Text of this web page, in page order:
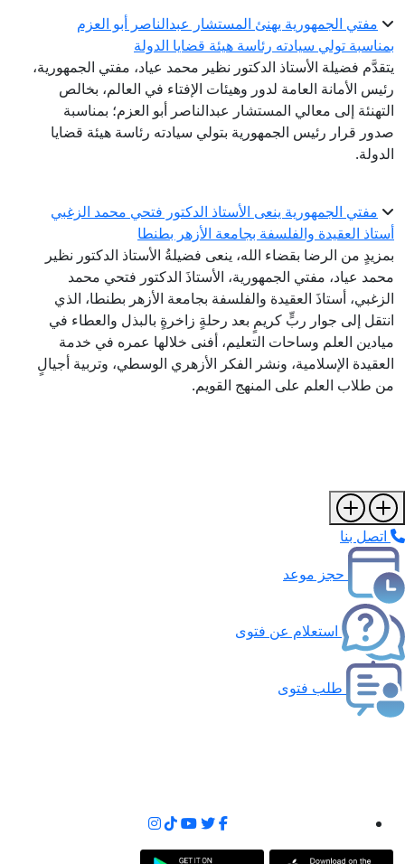
مفتي الجمهورية يهنئ المستشار عبدالناصر أبو العزم
تولي سيادته رئاسة هيئة قضايا الدولة
فضيلة الأستاذ الدكتور نظير محمد عياد، مفتي الجمهورية،
الأمانة العامة لدور وهيئات الإفتاء في العالم، بخالص
إلى معالي المستشار عبدالناصر أبو العزم؛ بمناسبة
قرار رئيس الجمهورية بتولي سيادته رئاسة هيئة قضايا
مفتي الجمهورية ينعى الأستاذ الدكتور فتحي محمد الزغبي
العقيدة والفلسفة بجامعة الأزهر بطنطا
من الرضا بقضاء الله، ينعى فضيلةُ الأستاذ الدكتور نظير
عياد، مفتي الجمهورية، الأستاذَ الدكتور فتحي محمد
أستاذَ العقيدة والفلسفة بجامعة الأزهر بطنطا، الذي
إلى جوار ربٍّ كريمٍ بعد رحلةٍ زاخرةٍ بالبذل والعطاء في
العلم وساحات التعليم، أفنى خلالها عمره في خدمة
الإسلامية، ونشر الفكر الأزهري الوسطي، وتربية أجيالٍ
طلاب العلم على المنهج القويم.
اتصل بنا
حجز موعد
استعلام عن فتوى
طلب فتوى